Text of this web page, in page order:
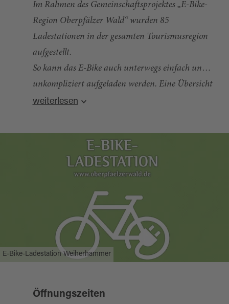
Im Rahmen des Gemeinschaftsprojektes „E-Bike-
Region Oberpfälzer Wald“ wurden 85
Ladestationen in der gesamten Tourismusregion
aufgestellt.
So kann das E-Bike auch unterwegs einfach und
unkompliziert aufgeladen werden. Eine Übersicht
über dieLadestationen
Oberpfälzer Waldes.
Quelle:destination.one
weiterlesen
E-Bike-Ladestation Weiherhammer
Öffnungszeiten